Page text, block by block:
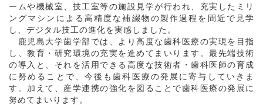
ームや機械室、技工室等の施設見学が行われ、充実したミリ
ングマシンによる高精度な補綴物の製作過程を間近で見学
し、デジタル技工の進化を実感しました。
鹿児島大学歯学部では、より高度な歯科医療の実現を目指
し、教育・研究環境の充実を進めてまいります。最先端技術
の導入と、それを活用できる高度な技術者・歯科医師の育成
に努めることで、今後も歯科医療の発展に寄与していきま
す。加えて、産学連携の強化を図ることで歯科医療の発展に
努めてまいります。